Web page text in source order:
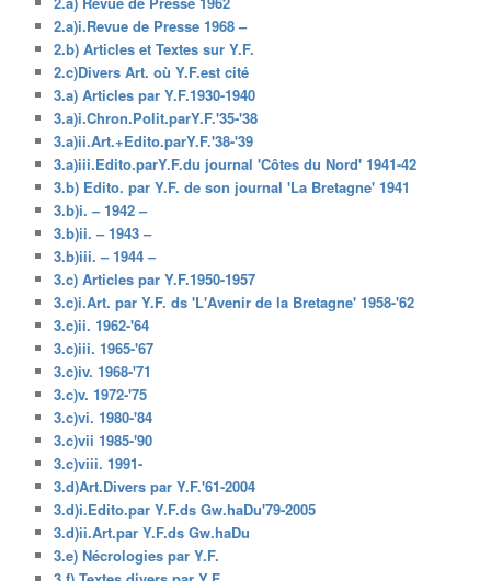
2.a)i.Revue de Presse 1968 –
2.b) Articles et Textes sur Y.F.
2.c)Divers Art. où Y.F.est cité
3.a) Articles par Y.F.1930-1940
3.a)i.Chron.Polit.parY.F.'35-'38
3.a)ii.Art.+Edito.parY.F.'38-'39
3.a)iii.Edito.parY.F.du journal 'Côtes du Nord' 1941-42
3.b) Edito. par Y.F. de son journal 'La Bretagne' 1941
3.b)i. – 1942 –
3.b)ii. – 1943 –
3.b)iii. – 1944 –
3.c) Articles par Y.F.1950-1957
3.c)i.Art. par Y.F. ds 'L'Avenir de la Bretagne' 1958-'62
3.c)ii. 1962-'64
3.c)iii. 1965-'67
3.c)iv. 1968-'71
3.c)v. 1972-'75
3.c)vi. 1980-'84
3.c)vii 1985-'90
3.c)viii. 1991-
3.d)Art.Divers par Y.F.'61-2004
3.d)i.Edito.par Y.F.ds Gw.haDu'79-2005
3.d)ii.Art.par Y.F.ds Gw.haDu
3.e) Nécrologies par Y.F.